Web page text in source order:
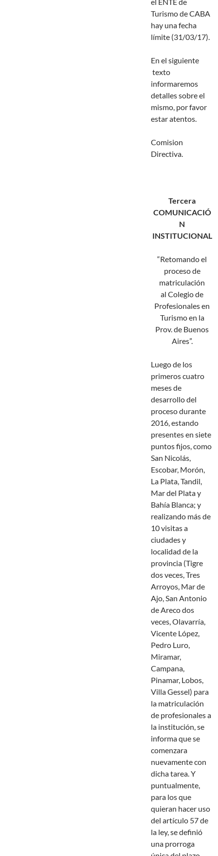
Turismo de CABA
hay una fecha
límite (31/03/17).
En el siguiente
texto
informaremos
detalles sobre el
mismo, por favor
estar atentos.
Comision
Directiva.
Tercera
COMUNICACIÓ
N
INSTITUCIONAL
“Retomando el
proceso de
matriculación
al Colegio de
Profesionales en
Turismo en la
Prov. de Buenos
Aires”.
Luego de los
primeros cuatro
meses de
desarrollo del
proceso durante
2016, estando
presentes en siete
puntos fijos, como
San Nicolás,
Escobar, Morón,
La Plata, Tandil,
Mar del Plata y
Bahía Blanca; y
realizando más de
10 visitas a
ciudades y
localidad de la
provincia (Tigre
dos veces, Tres
Arroyos, Mar de
Ajo, San Antonio
de Areco dos
veces, Olavarría,
Vicente López,
Pedro Luro,
Miramar,
Campana,
Pinamar, Lobos,
Villa Gessel) para
la matriculación
de profesionales a
la institución, se
informa que se
comenzara
nuevamente con
dicha tarea. Y
puntualmente,
para los que
quieran hacer uso
del artículo 57 de
la ley, se definió
una prorroga